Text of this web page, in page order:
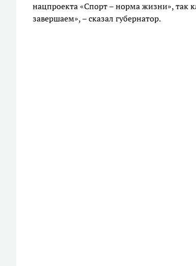
нацпроекта «Спорт – норма жизни», так
завершаем», – сказал губернатор.